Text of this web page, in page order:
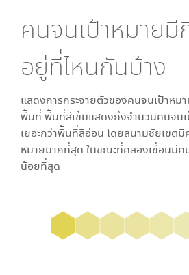
คนจนเป้าหมาย
อยู่ที่ไหนกันบ้าง
แสดงการกระจายตัวของคนจนเป้าหม
พื้นที่ พื้นที่สีเข้มแสดงถึงจำนวนคนจน
เยอะกว่าพื้นที่สีอ่อน โดยสนามชัยเขตมี
หมายมากที่สุด ในขณะที่คลองเขื่อนมีค
น้อยที่สุด